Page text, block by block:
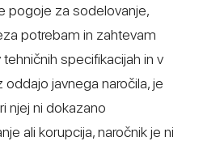
pogoje za sodelovanje,
potrebam in zahtevam
specifikacijah in v
javnega naročila, je
njej ni dokazano
ali korupcija, naročnik je ni